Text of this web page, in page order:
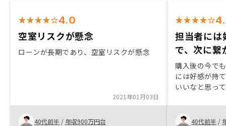
4.0
空室リスクが懸念
ローンが長期であり、空室リスクが懸念
2021年01月03日
40代前半 / 年収900万円台
担当者には
で、次に繋
購入後の今で
には好感が持
いいなと思っ
てしまう。 せ
に再考してほ
40代前半 /